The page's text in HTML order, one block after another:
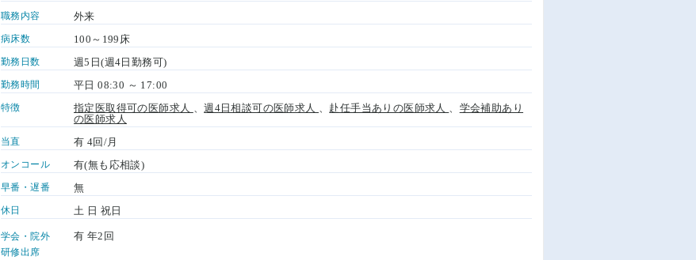
職務内容 外来
病床数 100～199床
勤務日数 週5日(週4日勤務可)
勤務時間 平日 08:30 ～ 17:00
特徴 指定医取得可の医師求人 、週4日相談可の医師求人 、 赴任手当ありの医師求人 、 学会補助あり
の医師求人
当直 有 4回/月
オンコール 有(無も応相談)
早番・遅番 無
休日 土 日 祝日
学会・院外
研修出席
有 年2回